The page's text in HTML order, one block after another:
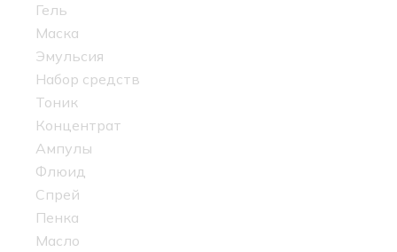
Гель
Маска
Эмульсия
Набор средств
Тоник
Концентрат
Ампулы
Флюид
Спрей
Пенка
Масло